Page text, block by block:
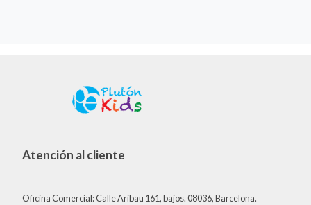
Atención al cliente
Oficina Comercial: Calle Aribau 161, bajos. 08036, Barcelona.